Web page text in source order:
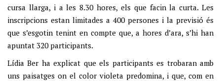
cursa llarga, i a les 8.30 hores, els que facin la curta. Les
inscripcions estan limitades a 400 persones i la previsió és
que s’esgotin tenint en compte que, a hores d’ara, s’hi han
apuntat 320 participants.
Lídia Ber ha explicat que els participants es trobaran amb
uns paisatges on el color violeta predomina, i que, com en